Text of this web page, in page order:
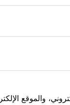
والموقع